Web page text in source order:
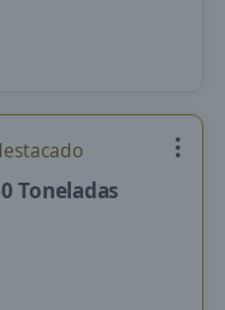
Toneladas